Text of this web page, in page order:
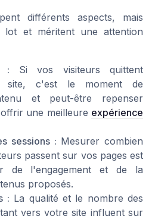
différents aspects, mais
lot et méritent une attention
: Si vos visiteurs quittent
site, c'est le moment de
et peut-être repenser
une meilleure expérience
sessions : Mesurer combien
passent sur vos pages est
de l'engagement et de la
proposés.
: La qualité et le nombre des
vers votre site influent sur